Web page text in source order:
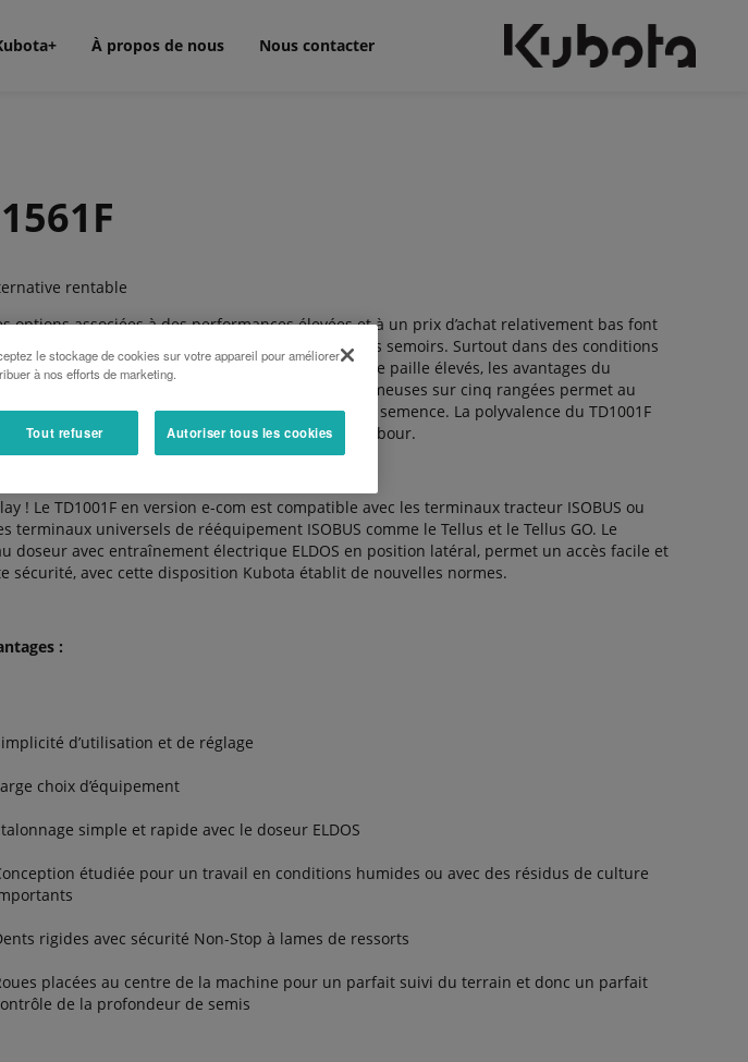
À propos de nous Nous contacter
rentable
options associées à des performances élevées et à un prix d’achat relativement bas font
à dents TD1001F une réelle alternative parmi les semoirs. Surtout dans des conditions
par exemple, des sols humides ou des résidus de paille élevés, les avantages du
deviennent évidents. La disposition des dents semeuses sur cinq rangées permet au
de placer les graines avec précision dans le lit de semence. La polyvalence du TD1001F
des semis rapides après un déchaumage ou sur labour.
! Le TD1001F en version e-com est compatible avec les terminaux tracteur ISOBUS ou
terminaux universels de rééquipement ISOBUS comme le Tellus et le Tellus GO. Le
doseur avec entraînement électrique ELDOS en position latéral, permet un accès facile et
sécurité, avec cette disposition Kubota établit de nouvelles normes.
:
d’utilisation et de réglage
choix d’équipement
simple et rapide avec le doseur ELDOS
étudiée pour un travail en conditions humides ou avec des résidus de culture
rigides avec sécurité Non-Stop à lames de ressorts
placées au centre de la machine pour un parfait suivi du terrain et donc un parfait
de la profondeur de semis
le stockage de cookies sur votre appareil pour améliorer
à nos efforts de marketing.
Tout refuser Autoriser tous les cookies